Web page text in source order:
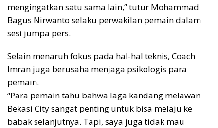
mengingatkan satu sama lain,” tutur Mohammad
Bagus Nirwanto selaku perwakilan pemain dalam
sesi jumpa pers.
Selain menaruh fokus pada hal-hal teknis, Coach
Imran juga berusaha menjaga psikologis para
pemain.
“Para pemain tahu bahwa laga kandang melawan
Bekasi City sangat penting untuk bisa melaju ke
babak selanjutnya. Tapi, saya juga tidak mau